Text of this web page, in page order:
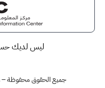
ليس لديك
جميع الحقوق محفوظة –